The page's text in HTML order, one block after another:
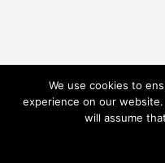
We use cookies to
experience on our
will assume